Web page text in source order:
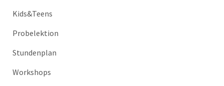
Kids&Teens
Probelektion
Stundenplan
Workshops